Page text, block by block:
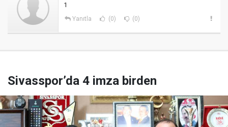
1
Yanıtla (0) (0)
Sivasspor’da 4 imza birden